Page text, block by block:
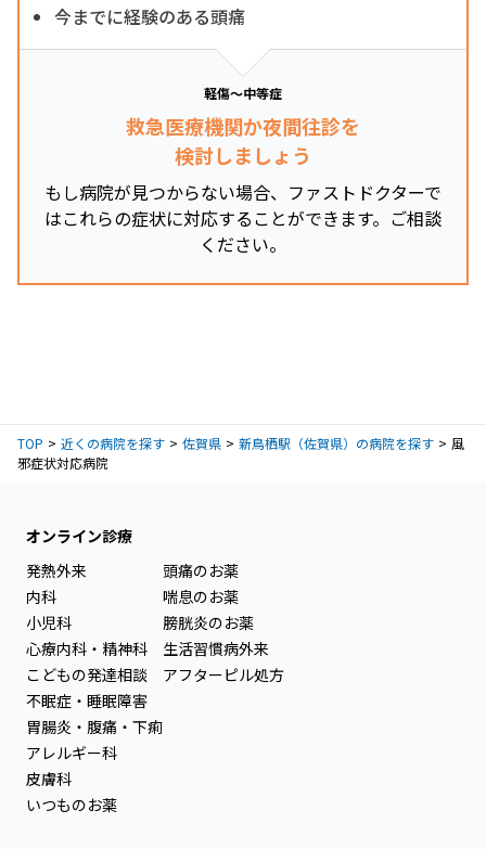
今までに経験のある頭痛
軽傷～中等症
救急医療機関か夜間往診を
検討しましょう
もし病院が見つからない場合、ファストドクターで
はこれらの症状に対応することができます。ご相談
ください。
TOP 近くの病院を探す 佐賀県 新鳥栖駅（佐賀県）の病院を探す
風
邪症状対応病院
オンライン診療
発熱外来
内科
小児科
心療内科・精神科
こどもの発達相談
不眠症・睡眠障害
胃腸炎・腹痛・下痢
アレルギー科
皮膚科
いつものお薬
頭痛のお薬
喘息のお薬
膀胱炎のお薬
生活習慣病外来
アフターピル処方